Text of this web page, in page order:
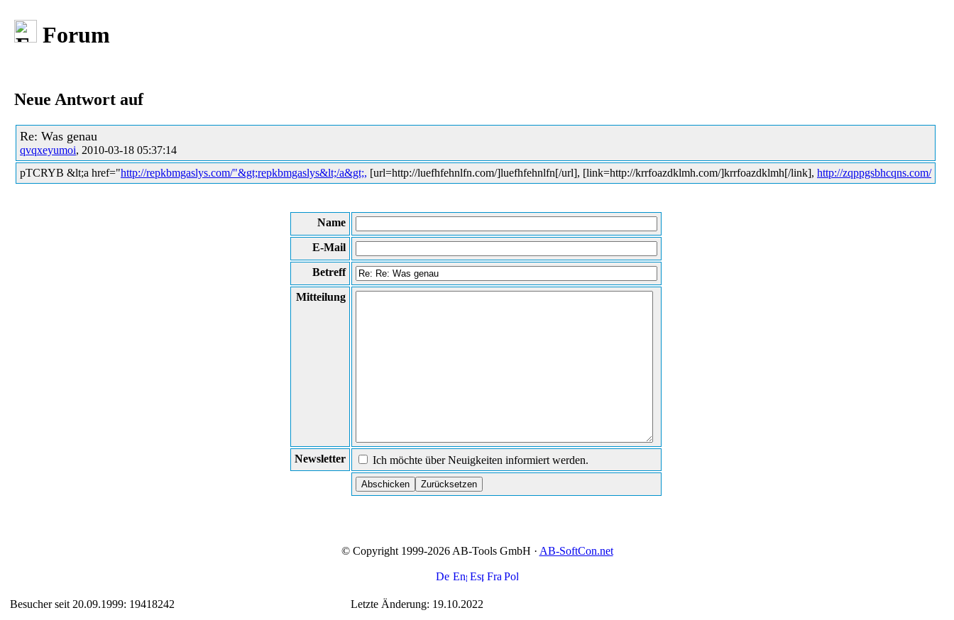
Forum
Neue Antwort auf
Re: Was genau
qvqxeyumoi, 2010-03-18 05:37:14
pTCRYB &lt;a href="http://repkbmgaslys.com/"&gt;repkbmgaslys&lt;/a&gt;, [url=http://luefhfehnlfn.com/]luefhfehnlfn[/url], [link=http://krrfoazdklmh.com/]krrfoazdklmh[/link], http://zqppgsbhcqns.com/
Name
E-Mail
Betreff
Mitteilung
Newsletter Ich möchte über Neuigkeiten informiert werden.
© Copyright 1999-2026 AB-Tools GmbH · AB-SoftCon.net
Besucher seit 20.09.1999: 19418242 Letzte Änderung: 19.10.2022